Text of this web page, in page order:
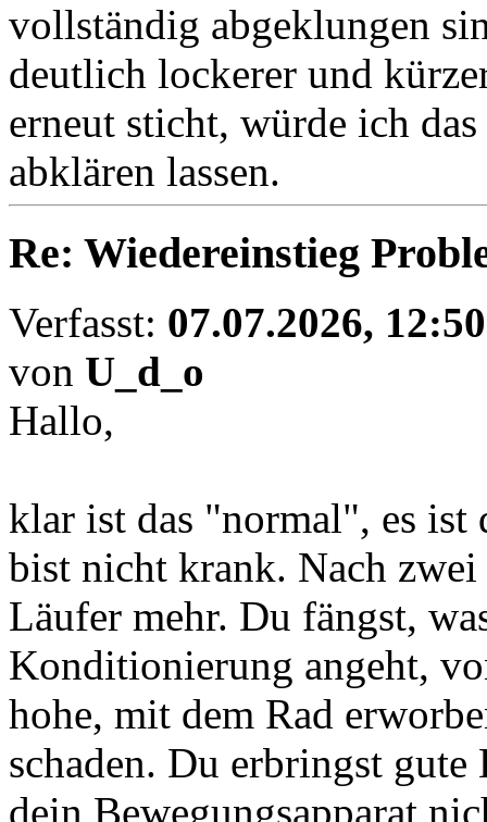
vollständig abgeklungen
deutlich lockerer und
erneut sticht, würde ich
abklären lassen.
Re: Wiedereinstieg
Verfasst: 07.07.2026, 12:50
von U_d_o
Hallo,
klar ist das "normal", es
bist nicht krank. Nach
Läufer mehr. Du fängst,
Konditionierung angeht,
hohe, mit dem Rad
schaden. Du erbringst
dein Bewegungsapparat